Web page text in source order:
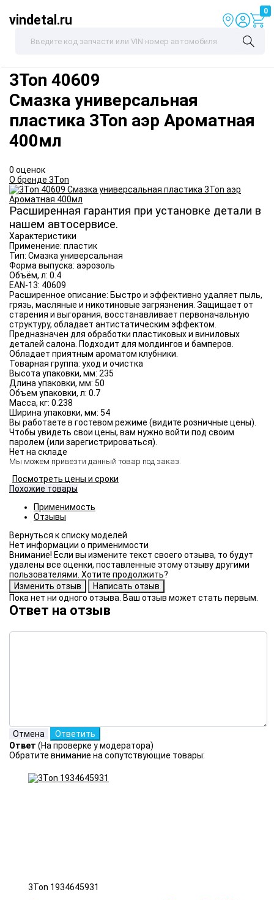
vindetal.ru
0
3Ton 40609
Смазка универсальная
пластика 3Ton аэр Ароматная
400мл
0 оценок
О бренде 3Ton
Расширенная гарантия при установке детали в
нашем автосервисе.
Характеристики
Применение: пластик
Тип: Смазка универсальная
Форма выпуска: аэрозоль
Объём, л: 0.4
EAN-13: 40609
Расширенное описание: Быстро и эффективно удаляет пыль,
грязь, масляные и никотиновые загрязнения. Защищает от
старения и выгорания, восстанавливает первоначальную
структуру, обладает антистатическим эффектом.
Предназначен для обработки пластиковых и виниловых
деталей салона. Подходит для молдингов и бамперов.
Обладает приятным ароматом клубники.
Товарная группа: уход и очистка
Высота упаковки, мм: 235
Длина упаковки, мм: 50
Объем упаковки, л: 0.7
Масса, кг: 0.238
Ширина упаковки, мм: 54
Вы работаете в гостевом режиме (видите розничные цены).
Чтобы увидеть свои цены, вам нужно войти под своим
паролем (или зарегистрироваться).
Нет на складе
Мы можем привезти данный товар под заказ.
Посмотреть цены и сроки
Похожие товары
Применимость
Отзывы
Нет информации о применимости
Внимание! Если вы измените текст своего отзыва, то будут
удалены все оценки, поставленные этому отзыву другими
пользователями. Хотите продолжить?
Пока нет ни одного отзыва. Ваш отзыв может стать первым.
Ответ на отзыв
Ответ (На проверке у модератора)
Обратите внимание на сопутствующие товары:
3Ton 1934645931